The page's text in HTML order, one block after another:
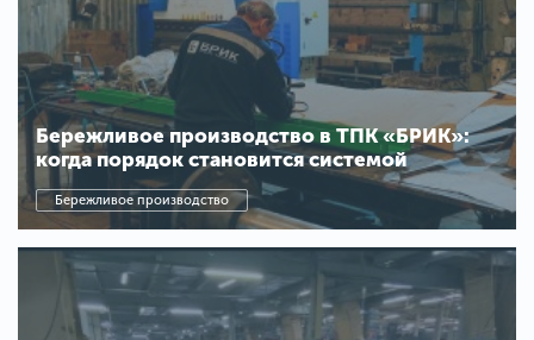
Бережливое производство в ТПК «БРИК»:
когда порядок становится системой
Бережливое производство